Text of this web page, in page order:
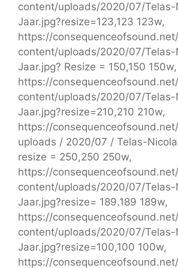
content/uploads/2020/07/Telas-
Jaar.jpg?resize=123,123 123w,
https://
content/uploads/2020/07/Telas-
Jaar.jpg? Resize = 150,150 150w,
https://
content/uploads/2020/07/Telas-
Jaar.jpg?resize=210,210 210w,
https://
uploads / 2020/07 / Telas-
resize = 250,250 250w,
https://
content/uploads/2020/07/Telas-
Jaar.jpg?resize= 189.189 189w,
https://
content/uploads/2020/07/Telas-
Jaar.jpg?resize=100,100 100w,
https://